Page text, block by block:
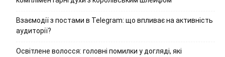
Взаємодії з постами в Telegram: що впливає на активність
аудиторії?
Освітлене волосся: головні помилки у догляді, які